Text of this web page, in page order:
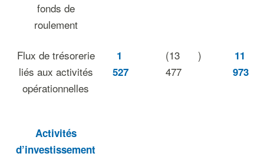
fonds de
roulement
Flux de trésorerie
liés aux activités
opérationnelles
1
527
(13
477
)
11
973
Activités
d’investissement